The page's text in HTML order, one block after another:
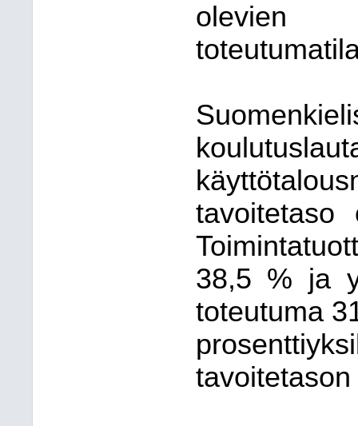
olevien
38,5 % ja
toteutuma